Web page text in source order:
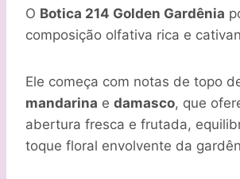
O Botica 214 Golden Gardênia
composição olfativa rica e
Ele começa com notas de topo
mandarina e damasco, que
abertura fresca e frutada,
toque floral envolvente da